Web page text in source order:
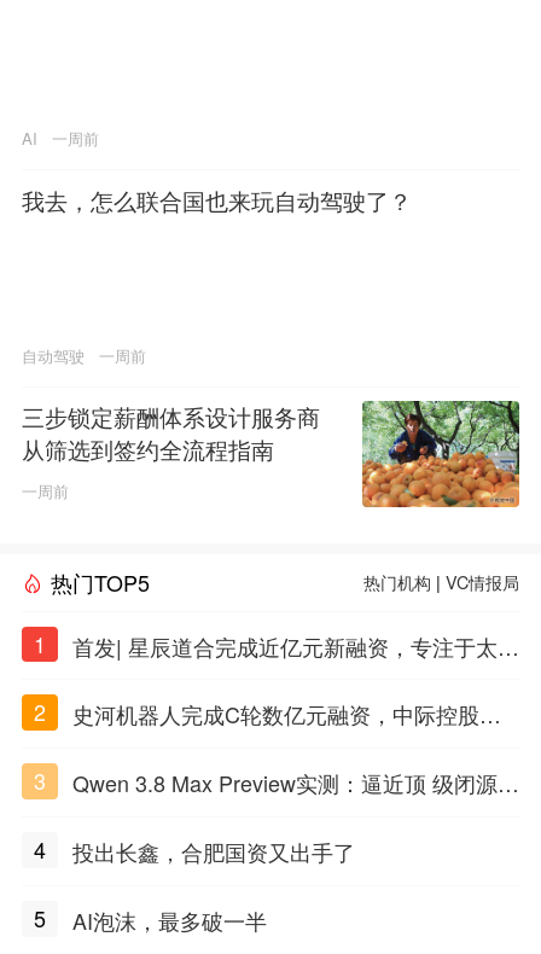
AI 一周前
我去，怎么联合国也来玩自动驾驶了？
自动驾驶 一周前
三步锁定薪酬体系设计服务商
从筛选到签约全流程指南
一周前
热门TOP5 热门机构 |VC情报局
1
首发| 星辰道合完成近亿元新融资，专注于太空
2
史河机器人完成C轮数亿元融资，中际控股领
3
Qwen 3.8 Max Preview实测：逼近顶 级闭源上
4
投出长鑫，合肥国资又出手了
5 AI泡沫，最多破一半